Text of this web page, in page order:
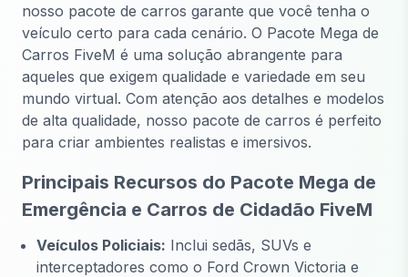
nosso pacote de carros garante que você tenha o
veículo certo para cada cenário. O Pacote Mega de
Carros FiveM é uma solução abrangente para
aqueles que exigem qualidade e variedade em seu
mundo virtual. Com atenção aos detalhes e modelos
de alta qualidade, nosso pacote de carros é perfeito
para criar ambientes realistas e imersivos.
Principais Recursos do Pacote Mega de
Emergência e Carros de Cidadão FiveM
Veículos Policiais: Inclui sedãs, SUVs e
interceptadores como o Ford Crown Victoria e